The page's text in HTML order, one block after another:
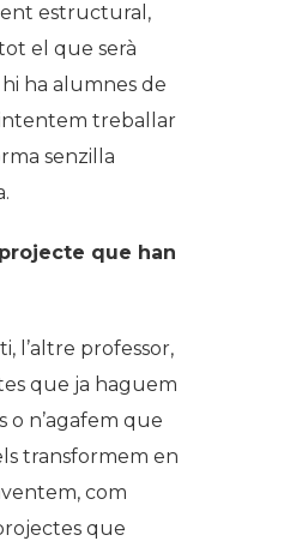
estructural,
el que serà
hi ha alumnes de
treballar
senzilla
que han
l’altre professor,
que ja haguem
o n’agafem que
transformem en
com
que